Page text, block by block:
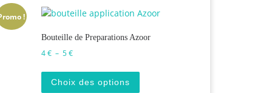
!
Bouteille de Preparations Azoor
4€ – 5€Plage de prix : 4 € à 5 €
Choix des options
Ce produit a plusieurs